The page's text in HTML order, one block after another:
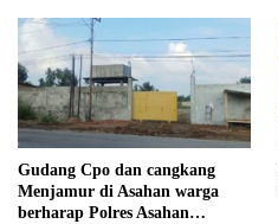
Gudang Cpo dan cangkang
Menjamur di Asahan warga
berharap Polres Asahan